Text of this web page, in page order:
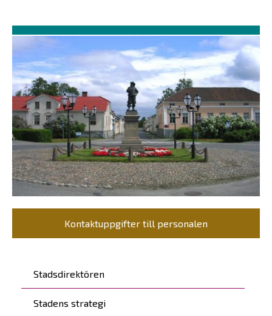
Päävalikko
Stadsdirektören
Stadens strategi
Kontaktuppgifter till personalen